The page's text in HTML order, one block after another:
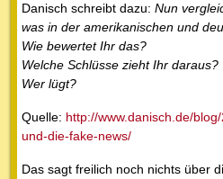
Danisch schreibt dazu: Nun
was in der amerikanischen und
Wie bewertet Ihr das?
Welche Schlüsse zieht Ihr daraus?
Wer lügt?
Quelle: http://www.danisch.de/
und-die-fake-news/
Das sagt freilich noch nichts über